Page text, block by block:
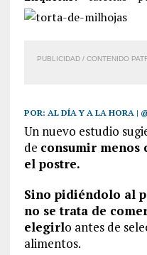
PUBLICIDAD / CONTENIDO
POR: AL DÍA Y A LA HORA |
Un nuevo estudio
de consumir menos
el postre.
Sino pidiéndolo al
no se trata de
elegirlo antes de
alimentos.